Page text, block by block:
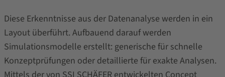
Diese Erkenntnisse aus der Datenanalyse werden in ein
Layout überführt. Aufbauend darauf werden
Simulationsmodelle erstellt: generische für schnelle
Konzeptprüfungen oder detaillierte für exakte Analysen.